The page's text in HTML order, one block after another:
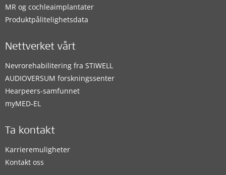
MR og cochleaimplantater
Produktpålitelighetsdata
Nettverket vårt
Nevrorehabilitering fra STIWELL
AUDIOVERSUM forskningssenter
Hearpeers-samfunnet
myMED‑EL
Ta kontakt
Karrieremuligheter
Kontakt oss